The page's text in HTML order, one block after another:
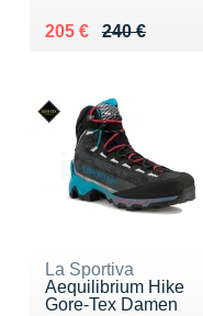
240 €
Au lieu de 240 €
205 €
Vendu 205 €
La Sportiva
Aequilibrium Hike
Gore-Tex Damen